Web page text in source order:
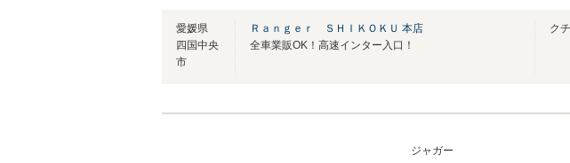
愛媛県
四国中央
市
Ｒａｎｇｅｒ ＳＨＩＫＯＫＵ 本店
全車業販OK！高速インター入口！
ク
ジャガー